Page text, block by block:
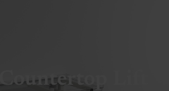
Lift